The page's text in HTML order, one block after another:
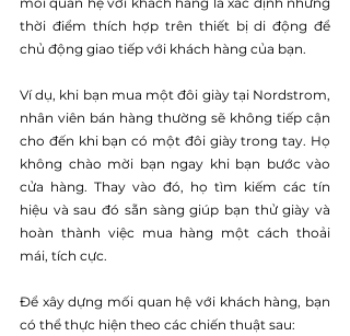
thời điểm thích hợp trên thiết bị di động để
chủ động giao tiếp với khách hàng của bạn.
Ví dụ, khi bạn mua một đôi giày tại Nordstrom,
nhân viên bán hàng thường sẽ không tiếp cận
cho đến khi bạn có một đôi giày trong tay. Họ
không chào mời bạn ngay khi bạn bước vào
cửa hàng. Thay vào đó, họ tìm kiếm các tín
hiệu và sau đó sẵn sàng giúp bạn thử giày và
hoàn thành việc mua hàng một cách thoải
mái, tích cực.
Để xây dựng mối quan hệ với khách hàng, bạn
có thể thực hiện theo các chiến thuật sau: